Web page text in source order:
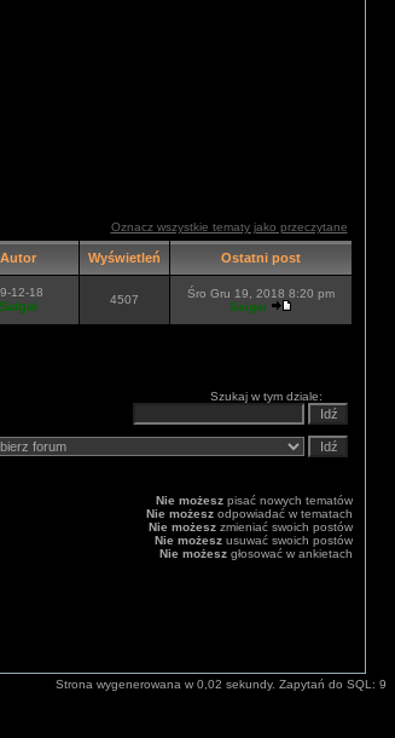
Oznacz wszystkie tematy jako przeczytane
Autor Wyświetleń Ostatni post
12-18
Saigai 4507
Śro Gru 19, 2018 8:20 pm
Saigai
Szukaj w tym dziale:
Nie możeszpisać nowych tematów
Nie możeszodpowiadać w tematach
Nie możeszzmieniać swoich postów
Nie możeszusuwać swoich postów
Nie możeszgłosować w ankietach
Strona wygenerowana w 0,02 sekundy. Zapytań do SQL: 9